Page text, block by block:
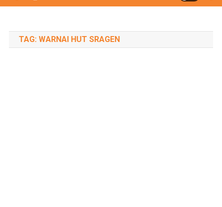
TAG: WARNAI HUT SRAGEN